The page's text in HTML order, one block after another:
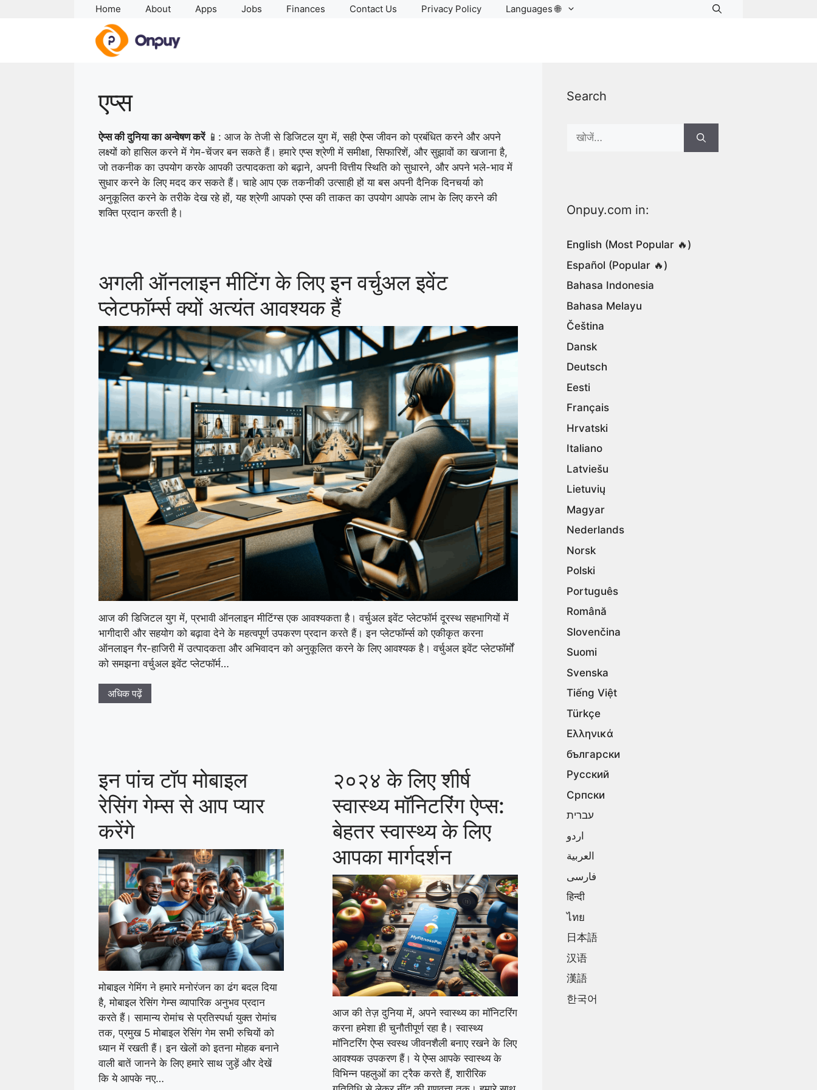
Home About Apps Jobs Finances Contact Us Privacy Policy Languages 🌐
एप्स
ऐप्स की दुनिया का अन्वेषण करें📱: आज के तेजी से डिजिटल युग में, सही ऐप्स जीवन को प्रबंधित करने और अपने
लक्ष्यों को हासिल करने में गेम-चेंजर बन सकते हैं। हमारे एप्स श्रेणी में समीक्षा, सिफारिशें, और सुझावों का खजाना है,
जो तकनीक का उपयोग करके आपकी उत्पादकता को बढ़ाने, अपनी वित्तीय स्थिति को सुधारने, और अपने भले-भाव में
सुधार करने के लिए मदद कर सकते हैं। चाहे आप एक तकनीकी उत्साही हों या बस अपनी दैनिक दिनचर्या को
अनुकूलित करने के तरीके देख रहे हों, यह श्रेणी आपको एप्स की ताकत का उपयोग आपके लाभ के लिए करने की
शक्ति प्रदान करती है।
अगली ऑनलाइन मीटिंग के लिए इन वर्चुअल इवेंट
प्लेटफॉर्म्स क्यों अत्यंत आवश्यक हैं
आज की डिजिटल युग में, प्रभावी ऑनलाइन मीटिंग्स एक आवश्यकता है। वर्चुअल इवेंट प्लेटफॉर्म दूरस्थ सहभागियों में
भागीदारी और सहयोग को बढ़ावा देने के महत्वपूर्ण उपकरण प्रदान करते हैं। इन प्लेटफॉर्म्स को एकीकृत करना
ऑनलाइन गैर-हाजिरी में उत्पादकता और अभिवादन को अनुकूलित करने के लिए आवश्यक है। वर्चुअल इवेंट प्लेटफॉर्मों
को समझना वर्चुअल इवेंट प्लेटफॉर्म…
अधिक पढ़ें
इन पांच टॉप मोबाइल
रेसिंग गेम्स से आप प्यार
करेंगे
मोबाइल गेमिंग ने हमारे मनोरंजन का ढंग बदल दिया
है, मोबाइल रेसिंग गेम्स व्यापारिक अनुभव प्रदान
करते हैं। सामान्य रोमांच से प्रतिस्पर्धा युक्त रोमांच
तक, प्रमुख 5 मोबाइल रेसिंग गेम सभी रुचियों को
ध्यान में रखती हैं। इन खेलों को इतना मोहक बनाने
वाली बातें जानने के लिए हमारे साथ जुड़ें और देखें
कि ये आपके नए…
२०२४ के लिए शीर्ष
स्वास्थ्य मॉनिटरिंग ऐप्स:
बेहतर स्वास्थ्य के लिए
आपका मार्गदर्शन
आज की तेज़ दुनिया में, अपने स्वास्थ्य का मॉनिटरिंग
करना हमेशा ही चुनौतीपूर्ण रहा है। स्वास्थ्य
मॉनिटरिंग ऐप्स स्वस्थ जीवनशैली बनाए रखने के लिए
आवश्यक उपकरण हैं। ये ऐप्स आपके स्वास्थ्य के
विभिन्न पहलुओं का ट्रैक करते हैं, शारीरिक
Search
Search
Onpuy.com in:
English (Most Popular 🔥)
Español (Popular 🔥)
Bahasa Indonesia
Bahasa Melayu
Čeština
Dansk
Deutsch
Eesti
Français
Hrvatski
Italiano
Latviešu
Lietuvių
Magyar
Nederlands
Norsk
Polski
Português
Română
Slovenčina
Suomi
Svenska
Tiếng Việt
Türkçe
Ελληνικά
български
Русский
Српски
עברית
اردو
العربية
فارسی
हिन्दी
ไทย
日本語
汉语
漢語
한국어